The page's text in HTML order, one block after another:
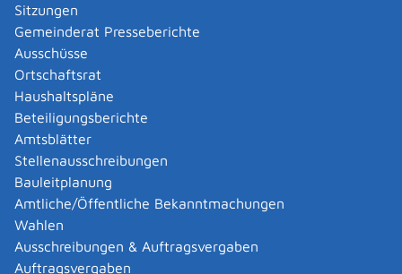
Sitzungen
Gemeinderat Presseberichte
Ausschüsse
Ortschaftsrat
Haushaltspläne
Beteiligungsberichte
Amtsblätter
Stellenausschreibungen
Bauleitplanung
Amtliche/Öffentliche Bekanntmachungen
Wahlen
Ausschreibungen & Auftragsvergaben
Auftragsvergaben
Physiotherapeutin oder -therapeut,
Bergführerin oder Bergführer oder
Immobilienmaklerin oder -makler
und möchten
Ihren Beruf vorübergehend in einem anderen
EU-Land ausüben
Bergführer möchten Sie während der
Wintersport-Hochsaison im französischen
Chamonix arbeiten)
oder
oder sich in einem anderen EU-Land
niederlassen und dort Ihren Beruf dauerhaft
ausüben
(Beispiel: Sie sind